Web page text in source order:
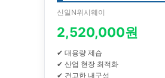
신일N위시웨이
2,520,000원
✔ 대용량 제습
✔ 산업 현장 최적화
✔ 견고한 내구성